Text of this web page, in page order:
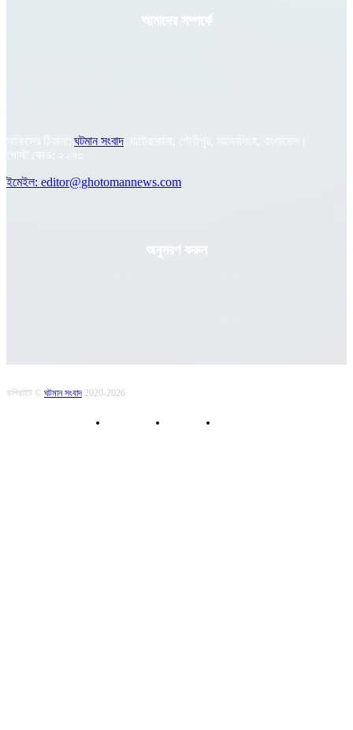
আমাদের সম্পর্কে
অফিসের ঠিকানা: ঘটমান সংবাদ , ঘাটেরকোনা, গৌরীপুর, ময়মনসিংহ, বাংলাদেশ।
পোস্ট কোড: ২২৭০
ইমেইল: editor@ghotomannews.com
অনুসরণ করুন
কপিরাইট © ঘটমান সংবাদ2020-2026